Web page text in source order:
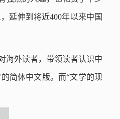
延伸到将近400年以来中国
海外读者，带领读者认识中
简体中文版。而“文学的现